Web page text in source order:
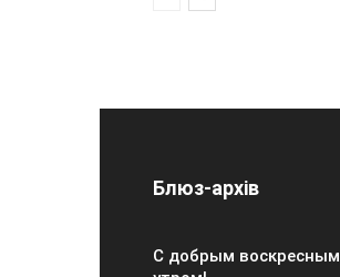
Блюз-архів
С добрым воскресным